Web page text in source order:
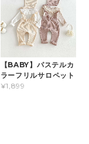
【BABY】パステルカ
ラーフリルサロペット
¥1,899